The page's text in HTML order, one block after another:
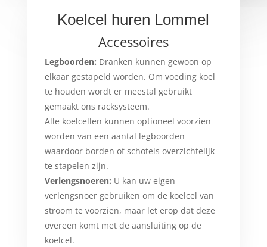
Koelcel huren Lommel
Accessoires
Legboorden: Dranken kunnen gewoon op
elkaar gestapeld worden. Om voeding koel
te houden wordt er meestal gebruikt
gemaakt ons racksysteem.
Alle koelcellen kunnen optioneel voorzien
worden van een aantal legboorden
waardoor borden of schotels overzichtelijk
te stapelen zijn.
Verlengsnoeren: U kan uw eigen
verlengsnoer gebruiken om de koelcel van
stroom te voorzien, maar let erop dat deze
overeen komt met de aansluiting op de
koelcel.